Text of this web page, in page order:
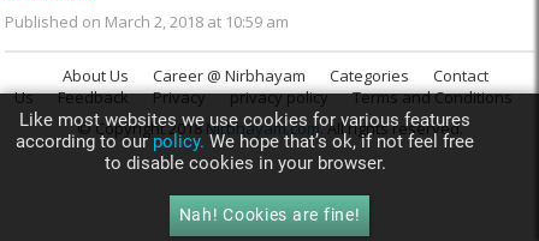
Published on March 2, 2018 at 10:59 am
About Us Career @ Nirbhayam Categories
Contact
Us
Feedback Privacy privacy policy
Terms and Conditions
© Copyright 2018Nirbhayam.com. All rights reserved.
Like most websites we use cookies for various features
according to ourpolicy.We hope that’s ok, if not feel free
to disable cookies in your browser.
Nah! Cookies are fine!